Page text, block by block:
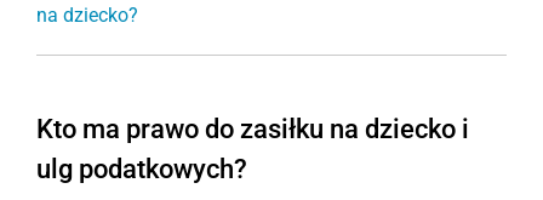
na dziecko?
Kto ma prawo do zasiłku na dziecko i
ulg podatkowych?